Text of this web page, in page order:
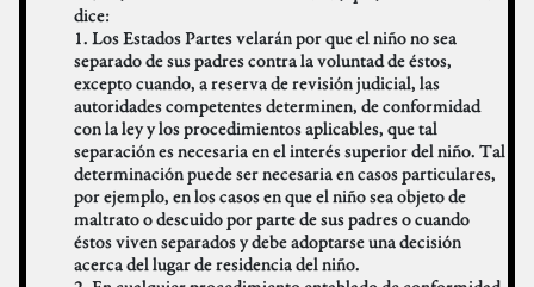
dice:
1. Los Estados Partes velarán por que el niño no sea
separado de sus padres contra la voluntad de éstos,
excepto cuando, a reserva de revisión judicial, las
autoridades competentes determinen, de conformidad
con la ley y los procedimientos aplicables, que tal
separación es necesaria en el interés superior del niño. Tal
determinación puede ser necesaria en casos particulares,
por ejemplo, en los casos en que el niño sea objeto de
maltrato o descuido por parte de sus padres o cuando
éstos viven separados y debe adoptarse una decisión
acerca del lugar de residencia del niño.